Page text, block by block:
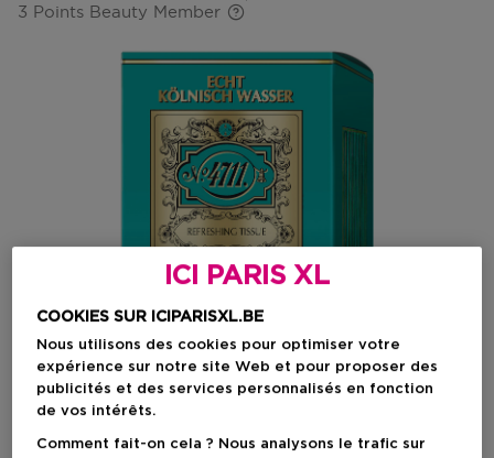
3 Points Beauty Member
ICI PARIS XL
COOKIES SUR ICIPARISXL.BE
Nous utilisons des cookies pour optimiser votre
expérience sur notre site Web et pour proposer des
publicités et des services personnalisés en fonction
de vos intérêts.
Comment fait-on cela ? Nous analysons le trafic sur